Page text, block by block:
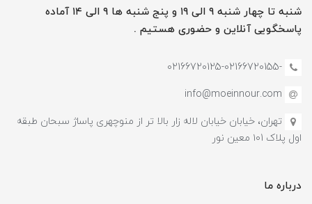
شنبه تا چهار شنبه ۹ الی ۱۹ و پنج شنبه ها ۹ الی ۱۴ آماده
پاسخگویی آنلاین و حضوری هستیم .
-02166720125-02166720155
info@moeinnour.com
تهران، خیابان خیابان لاله زار بالا تر از منوچهری پاساژ سبحان طبقه
اول پلاک ۱۰1 معین نور
درباره ما